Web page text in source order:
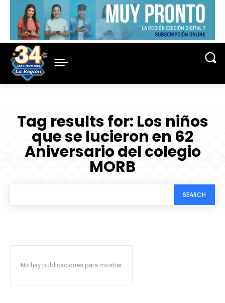
Tag results for: Los niños
que se lucieron en 62
Aniversario del colegio
MORB
SEARCH
No hay publicaciones para mostrar